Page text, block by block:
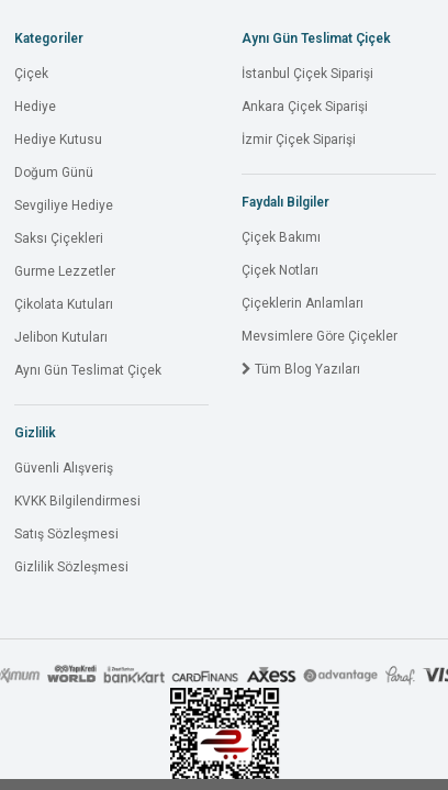
Kategoriler
Çiçek
Hediye
Hediye Kutusu
Doğum Günü
Sevgiliye Hediye
Saksı Çiçekleri
Gurme Lezzetler
Çikolata Kutuları
Jelibon Kutuları
Aynı Gün Teslimat Çiçek
Gizlilik
Güvenli Alışveriş
KVKK Bilgilendirmesi
Satış Sözleşmesi
Gizlilik Sözleşmesi
Aynı Gün Teslimat Çiçek
İstanbul Çiçek Siparişi
Ankara Çiçek Siparişi
İzmir Çiçek Siparişi
Faydalı Bilgiler
Çiçek Bakımı
Çiçek Notları
Çiçeklerin Anlamları
Mevsimlere Göre Çiçekler
Tüm Blog Yazıları